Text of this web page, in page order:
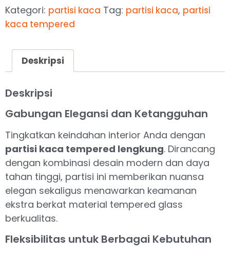
Kategori: partisi kaca Tag: partisi kaca, partisi
kaca tempered
Deskripsi
Deskripsi
Gabungan Elegansi dan Ketangguhan
Tingkatkan keindahan interior Anda dengan
partisi kaca tempered lengkung. Dirancang
dengan kombinasi desain modern dan daya
tahan tinggi, partisi ini memberikan nuansa
elegan sekaligus menawarkan keamanan
ekstra berkat material tempered glass
berkualitas.
Fleksibilitas untuk Berbagai Kebutuhan